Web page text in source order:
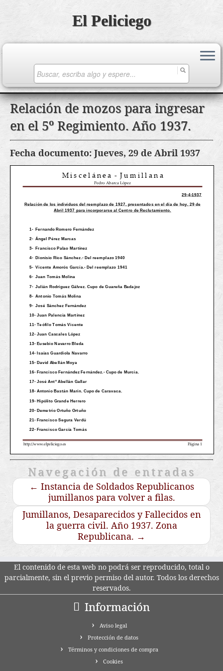
Saltar
contenido
El Peliciego
Relación de mozos para ingresar
en el 5º Regimiento. Año 1937.
Fecha documento: Jueves, 29 de Abril 1937
Navegación de entradas
← Instancia de Soldados Republicanos
jumillanos para volver a filas.
Jumillanos, Desaparecidos y Fallecidos en
la guerra civil. Año 1937. Zona
Republicana. →
El contenido de esta web no podrá ser reproducido, total o
parcialmente, sin el previo permiso del autor. Todos los derechos
reservados.
Información
Aviso legal
Protección de datos
Términos y condiciones de compra
Cookies